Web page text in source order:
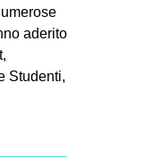
aderito
Studenti,